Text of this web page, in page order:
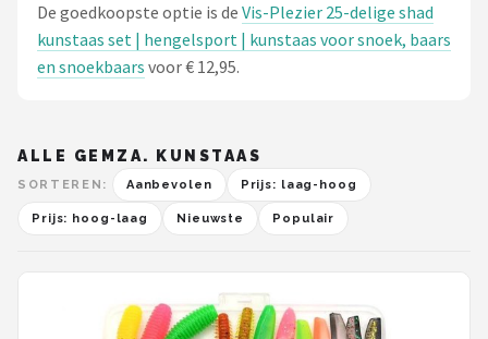
Alle merken →
De goedkoopste optie is de Vis-Plezier 25-delige shad
kunstaas set | hengelsport | kunstaas voor snoek, baars
en snoekbaars voor € 12,95.
ALLE GEMZA. KUNSTAAS
SORTEREN: Aanbevolen Prijs: laag-hoog
Prijs: hoog-laag Nieuwste Populair